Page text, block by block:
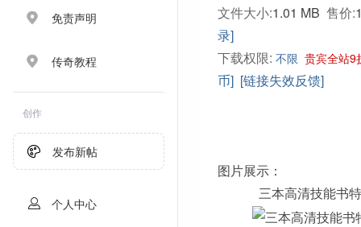
免责声明
传奇教程
创作
发布新帖
个人中心
文件大小:1.01 MB 售价:
录]
下载权限: 不限 贵宾全站9
币] [链接失效反馈]
图片展示：
三本高清技能书